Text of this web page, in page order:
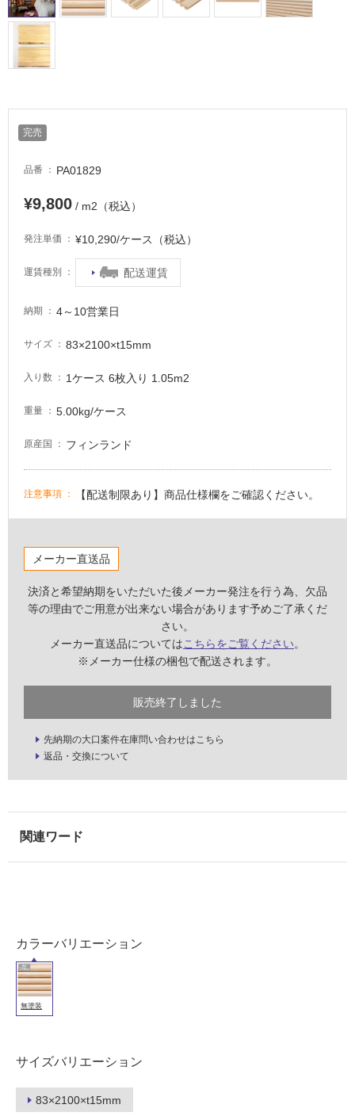
完売
品番 PA01829
¥9,800 / m2（税込）
発注単価 ¥10,290/ケース（税込）
運賃種別 配送運賃
納期 4～10営業日
サイズ 83×2100×t15mm
入り数 1ケース 6枚入り 1.05m2
重量 5.00kg/ケース
原産国 フィンランド
注意事項 【配送制限あり】商品仕様欄をご確認ください。
メーカー直送品
決済と希望納期をいただいた後メーカー発注を行う為、欠品
等の理由でご用意が出来ない場合があります予めご了承くだ
さい。
メーカー直送品についてはこちらをご覧ください。
※メーカー仕様の梱包で配送されます。
販売終了しました
先納期の大口案件在庫問い合わせはこちら
返品・交換について
カラーバリエーション
無塗装
サイズバリエーション
83×2100×t15mm
外
床・
浴
室
車
常
適
い
る
し
い
が
意
が
必
し
て
な
い
屋
壁・
浴
用
外)
使
用